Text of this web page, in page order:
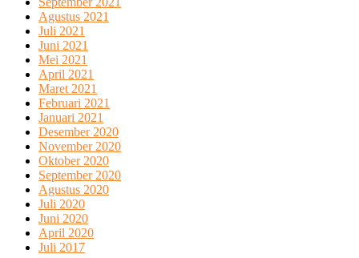
Agustus 2021
Juli 2021
Juni 2021
Mei 2021
April 2021
Maret 2021
Februari 2021
Januari 2021
Desember 2020
November 2020
Oktober 2020
September 2020
Agustus 2020
Juli 2020
Juni 2020
April 2020
Juli 2017